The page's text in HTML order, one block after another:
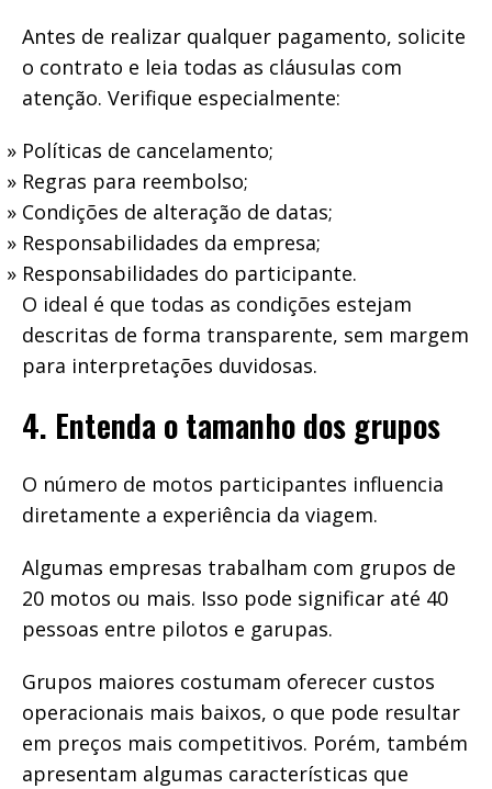
Antes de realizar qualquer pagamento, solicite
o contrato e leia todas as cláusulas com
atenção. Verifique especialmente:
Políticas de cancelamento;
Regras para reembolso;
Condições de alteração de datas;
Responsabilidades da empresa;
Responsabilidades do participante.
O ideal é que todas as condições estejam
descritas de forma transparente, sem margem
para interpretações duvidosas.
4. Entenda o tamanho dos grupos
O número de motos participantes influencia
diretamente a experiência da viagem.
Algumas empresas trabalham com grupos de
20 motos ou mais. Isso pode significar até 40
pessoas entre pilotos e garupas.
Grupos maiores costumam oferecer custos
operacionais mais baixos, o que pode resultar
em preços mais competitivos. Porém, também
apresentam algumas características que